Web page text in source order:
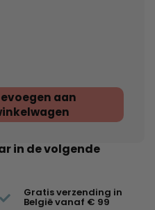
aan
in de volgende
Gratis verzending in
België vanaf € 99